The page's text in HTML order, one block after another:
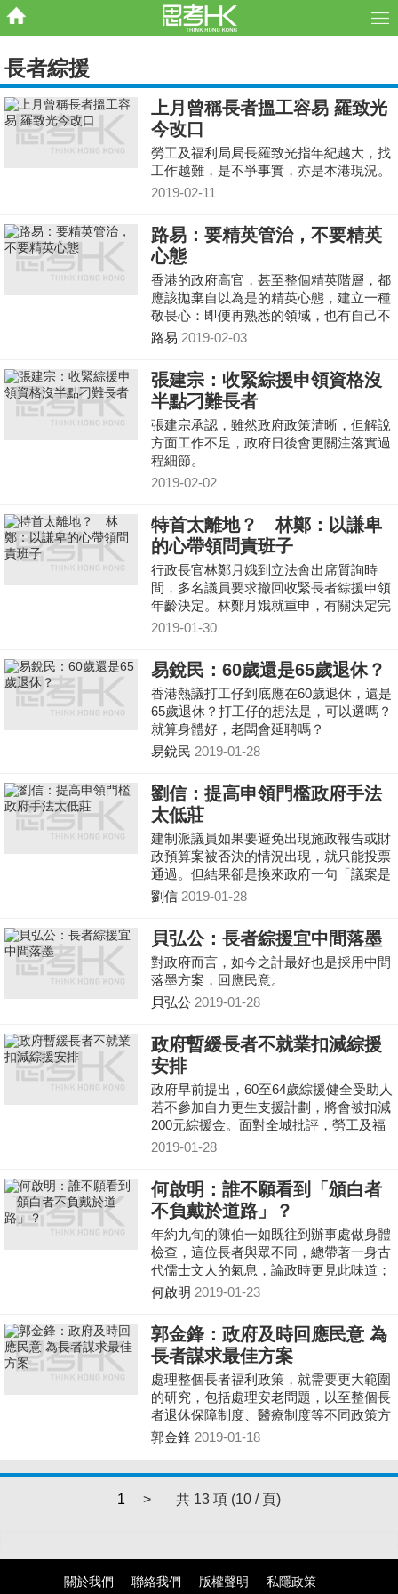
長者綜援
上月曾稱長者搵工容易 羅致光
今改口
勞工及福利局局長羅致光指年紀越大，找
工作越難，是不爭事實，亦是本港現況。
2019-02-11
路易：要精英管治，不要精英
心態
香港的政府高官，甚至整個精英階層，都
應該拋棄自以為是的精英心態，建立一種
敬畏心：即便再熟悉的領域，也有自己不
懂的內容；再簡單的事情，也要聽別人的
路易 2019-02-03
張建宗：收緊綜援申領資格沒
半點刁難長者
張建宗承認，雖然政府政策清晰，但解說
方面工作不足，政府日後會更關注落實過
程細節。
2019-02-02
特首太離地？ 林鄭：以謙卑
的心帶領問責班子
行政長官林鄭月娥到立法會出席質詢時
間，多名議員要求撤回收緊長者綜援申領
年齡決定。林鄭月娥就重申，有關決定完
全沒有以減省社會福利為目標。
2019-01-30
易銳民：60歲還是65歲退休？
香港熱議打工仔到底應在60歲退休，還是
65歲退休？打工仔的想法是，可以選嗎？
就算身體好，老闆會延聘嗎？
易銳民 2019-01-28
劉信：提高申領門檻政府手法
太低莊
建制派議員如果要避免出現施政報告或財
政預算案被否決的情況出現，就只能投票
通過。但結果卻是換來政府一句「議案是
經過議員同意」，如果政府當初真的認為
立成案呢？
劉信 2019-01-28
貝弘公：長者綜援宜中間落墨
對政府而言，如今之計最好也是採用中間
落墨方案，回應民意。
貝弘公 2019-01-28
政府暫緩長者不就業扣減綜援
安排
政府早前提出，60至64歲綜援健全受助人
若不參加自力更生支援計劃，將會被扣減
200元綜援金。面對全城批評，勞工及福
利局長羅致光宣布暫緩有關安排。
2019-01-28
何啟明：誰不願看到「頒白者
不負戴於道路」？
年約九旬的陳伯一如既往到辦事處做身體
檢查，這位長者與眾不同，總帶著一身古
代儒士文人的氣息，論政時更見此味道；
他向筆者談起「上調長者綜援的合資格年
何啟明 2019-01-23
郭金鋒：政府及時回應民意 為
長者謀求最佳方案
處理整個長者福利政策，就需要更大範圍
的研究，包括處理安老問題，以至整個長
者退休保障制度、醫療制度等不同政策方
面的檢視。
郭金鋒 2019-01-18
1 > 共 13 項 (10 / 頁)
關於我們 聯絡我們 版權聲明 私隱政策